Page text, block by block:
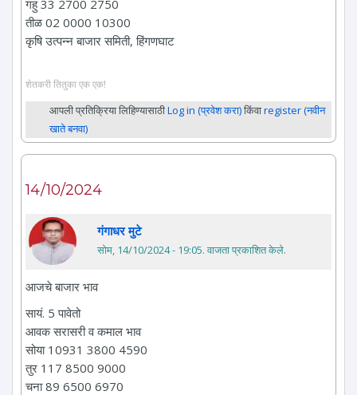
गहु 33 2700 2750
तीळ 02 0000 10300
कृषि उत्पन्न बाजार समिती, हिंगणघाट
शेतकरी तितुका एक एक!
आपली प्रतिक्रिया लिहिण्यासाठीLog in (प्रवेश करा)किंवाregister (नवीन
खाते बनवा)
14/10/2024
गंगाधर मुटे
सोम, 14/10/2024 - 19:05. वाजता प्रकाशित केले.
आजचे बाजार भाव
सायं. 5 पावेतो
आवक सरासरी व कमाल भाव
सोया 10931 3800 4590
तुर 117 8500 9000
चना 89 6500 6970